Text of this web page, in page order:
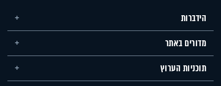
הידברות
מדורים באתר
תוכניות הערוץ